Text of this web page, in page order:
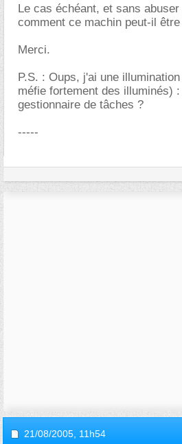
Le cas échéant, et sans
comment ce machin peut-il
Merci.
P.S. : Oups, j'ai une
méfie fortement des illuminés)
gestionnaire de tâches ?
-----
21/08/2005, 11h54